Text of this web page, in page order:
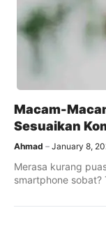
Macam-
Sesuaikan
Ahmad January 8,
Merasa kurang
smartphone